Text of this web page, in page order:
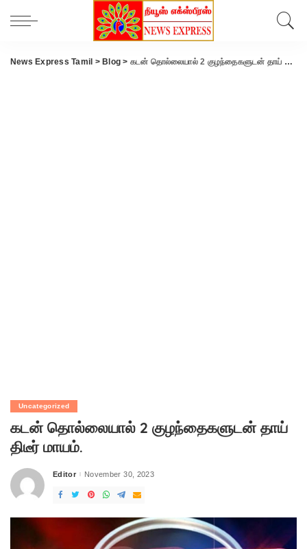
News Express Tamil > Blog > கடன் தொல்லையால் 2 குழந்தைகளுடன் தாய் திடீர் மாயம்.
Uncategorized
கடன் தொல்லையால் 2 குழந்தைகளுடன் தாய்
திடீர் மாயம்.
Posted
Editor November 30, 2023